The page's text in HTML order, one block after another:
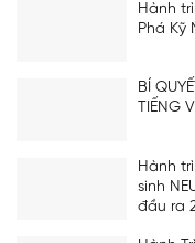
Hành
Phá Kỹ
BÍ
TIẾNG
Hành
sinh
đầu ra